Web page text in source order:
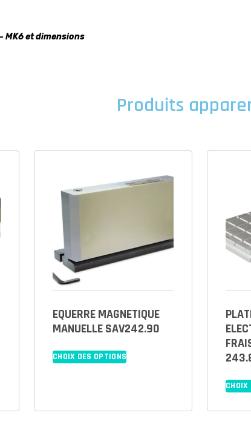
MK6 et dimensions
Produits
EQUERRE MAGNETIQUE
MANUELLE SAV242.90
CHOIX DES OPTIONS
CHOIX